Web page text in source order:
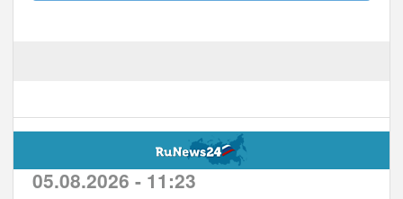
05.08.2026 - 11:23